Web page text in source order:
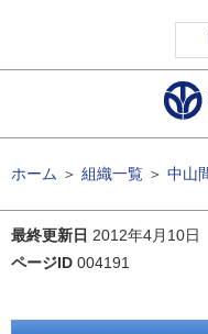
ホーム ＞ 組織一覧 ＞ 中山
最終更新日 2012年4月10日
ページID 004191